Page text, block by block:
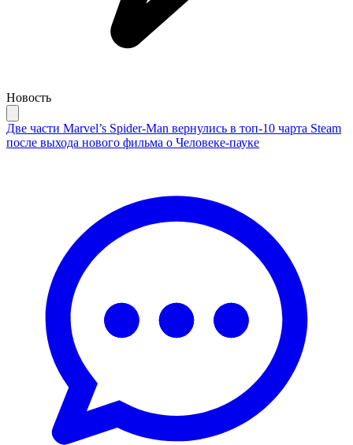
Новость
Две части Marvel’s Spider-Man вернулись в топ-10 чарта Steam
после выхода нового фильма о Человеке-пауке